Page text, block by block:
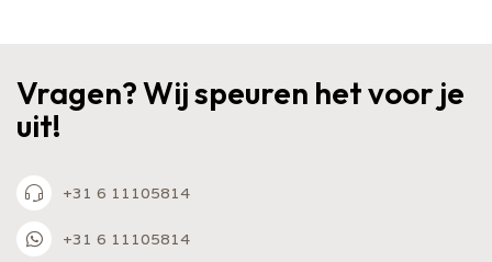
Vragen? Wij speuren het voor je
uit!
+31 6 11105814
+31 6 11105814